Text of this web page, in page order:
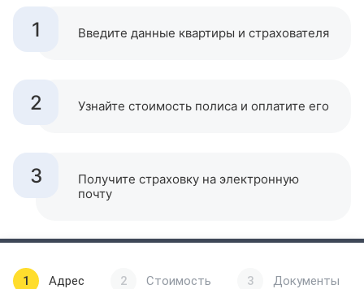
1 Введите данные квартиры и страхователя
2 Узнайте стоимость полиса и оплатите его
3
Получите страховку на электронную
почту
1 Адрес 2 Стоимость 3 Документы